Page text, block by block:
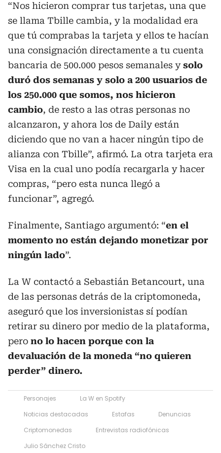
“Nos hicieron comprar tus tarjetas, una que
se llama Tbille cambia, y la modalidad era
que tú comprabas la tarjeta y ellos te hacían
una consignación directamente a tu cuenta
bancaria de 500.000 pesos semanales ysolo
duró dos semanas y solo a 200 usuarios de
los 250.000 que somos, nos hicieron
cambio, de resto a las otras personas no
alcanzaron, y ahora los de Daily están
diciendo que no van a hacer ningún tipo de
alianza con Tbille”, afirmó. La otra tarjeta era
Visa en la cual uno podía recargarla y hacer
compras, “pero esta nunca llegó a
funcionar”, agregó.
Finalmente, Santiago argumentó: “en el
momento no están dejando monetizar por
ningún lado”.
La W contactó a Sebastián Betancourt, una
de las personas detrás de la criptomoneda,
aseguró que los inversionistas sí podían
retirar su dinero por medio de la plataforma,
pero no lo hacen porque con la
devaluación de la moneda “no quieren
perder” dinero.
Personajes
La W en Spotify
Noticias destacadas
Estafas
Denuncias
Criptomonedas
Entrevistas radiofónicas
Julio Sánchez Cristo